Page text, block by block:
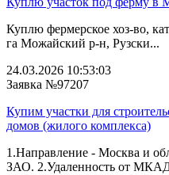
Куплю фермерское хоз-во,
га Можайский р-н, Рузски...
24.03.2026 10:53:03
Заявка №97207
Купим участки для
домов (жилого комплекса)
1.Направление - Москва и
ЗАО. 2.Удаленность от